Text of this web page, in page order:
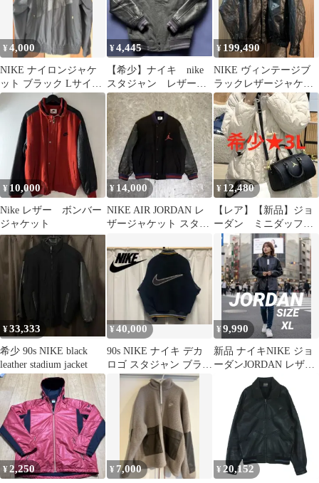
¥4,000
NIKE ナイロンジャケ
ット ブラック Lサイ
ズ ナイキ
¥4,445
【希少】ナイキ nike
スタジャン レザー
ウール リブニット
刺繍
¥ 199,490
NIKE ヴィンテージブ
ラックレザージャケッ
ト XL
¥10,000
Nike レザー ボンバー
ジャケット
¥ 14,000
NIKE AIR JORDAN レ
ザージャケット スタジ
¥ 12,480
【レア】【新品】ジョ
ーダン ミニダッフル
バッグ （3L）
¥33,333
希少 90s NIKE black
leather stadium jacket
¥40,000
90s NIKE ナイキ デカ
ロゴ スタジャン ブラッ
ク レザー
¥9,990
新品 ナイキNIKE ジョ
ーダンJORDAN レザー
ジャケットXL“早い者
¥2,250 ¥ 7,000 ¥ 20,152